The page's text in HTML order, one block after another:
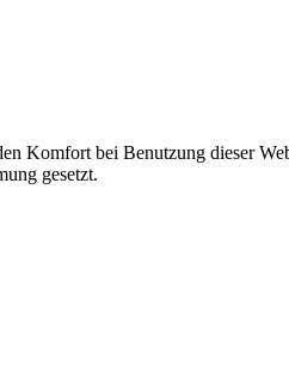
Komfort bei Benutzung dieser
gesetzt.